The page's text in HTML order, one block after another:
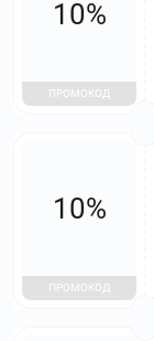
10%
ПРОМОКОД
10%
ПРОМОКОД